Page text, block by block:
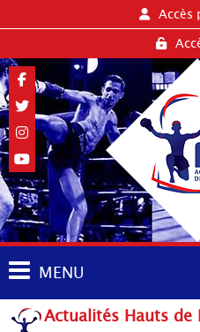
Accès
MENU
Actualités Hauts de